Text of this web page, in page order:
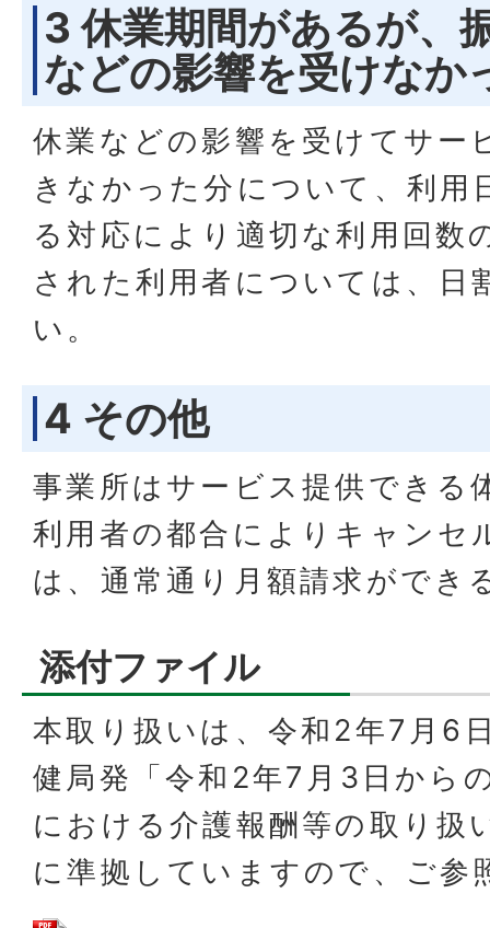
3 休業期間があるが、
などの影響を受けなか
休業などの影響を受けてサー
きなかった分について、利用
る対応により適切な利用回数
された利用者については、日
い。
4 その他
事業所はサービス提供できる
利用者の都合によりキャンセ
は、通常通り月額請求ができ
添付ファイル
本取り扱いは、令和2年7月6
健局発「令和2年7月3日から
における介護報酬等の取り
に準拠していますので、ご参